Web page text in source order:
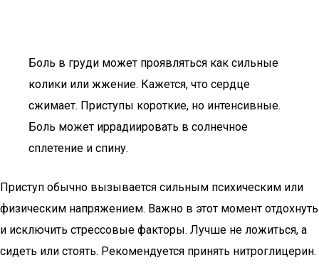
Боль в груди может проявляться как сильные
колики или жжение. Кажется, что сердце
сжимает. Приступы короткие, но интенсивные.
Боль может иррадиировать в солнечное
сплетение и спину.
Приступ обычно вызывается сильным психическим или
физическим напряжением. Важно в этот момент отдохнуть
и исключить стрессовые факторы. Лучше не ложиться, а
сидеть или стоять. Рекомендуется принять нитроглицерин.